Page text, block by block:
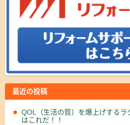
最近の投稿
QOL（生活の質）を爆上げするラ
はこれだ！！